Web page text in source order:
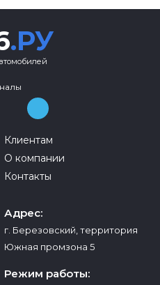
.РУ
Клиентам
О компании
Контакты
Адрес:
г. Березовский, территория
Южная промзона 5
Режим работы: